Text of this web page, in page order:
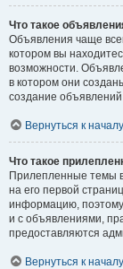
Что такое
Объявления чаще
котором вы
возможности.
в котором они
создание
Вернуться к началу
Что такое
Прилепленные темы
на его первой
информацию, поэтому
и с объявлениями,
предоставляются
Вернуться к началу